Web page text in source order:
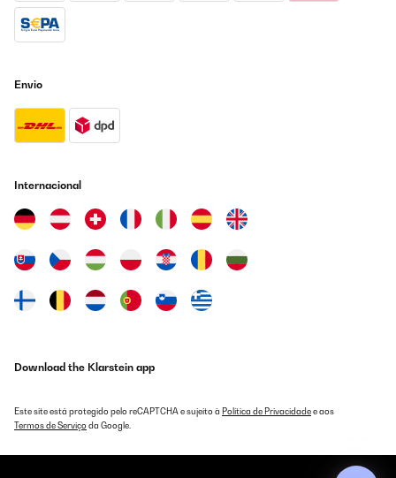
Envio
Internacional
Download the Klarstein app
Este site está protegido pelo reCAPTCHA e sujeito à Política de Privacidadee aos
Termos de Serviçoda Google.